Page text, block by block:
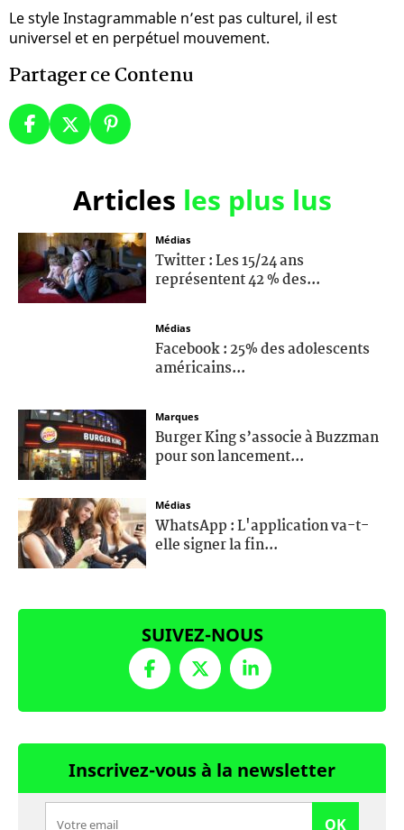
Le style Instagrammable n’est pas culturel, il est
universel et en perpétuel mouvement.
Partager ce Contenu
Articles les plus lus
Médias
Twitter : Les 15/24 ans
représentent 42 % des...
Médias
Facebook : 25% des adolescents
américains...
Marques
Burger King s’associe à Buzzman
pour son lancement...
Médias
WhatsApp : L'application va-t-
elle signer la fin...
SUIVEZ-NOUS
Inscrivez-vous à la newsletter
OK